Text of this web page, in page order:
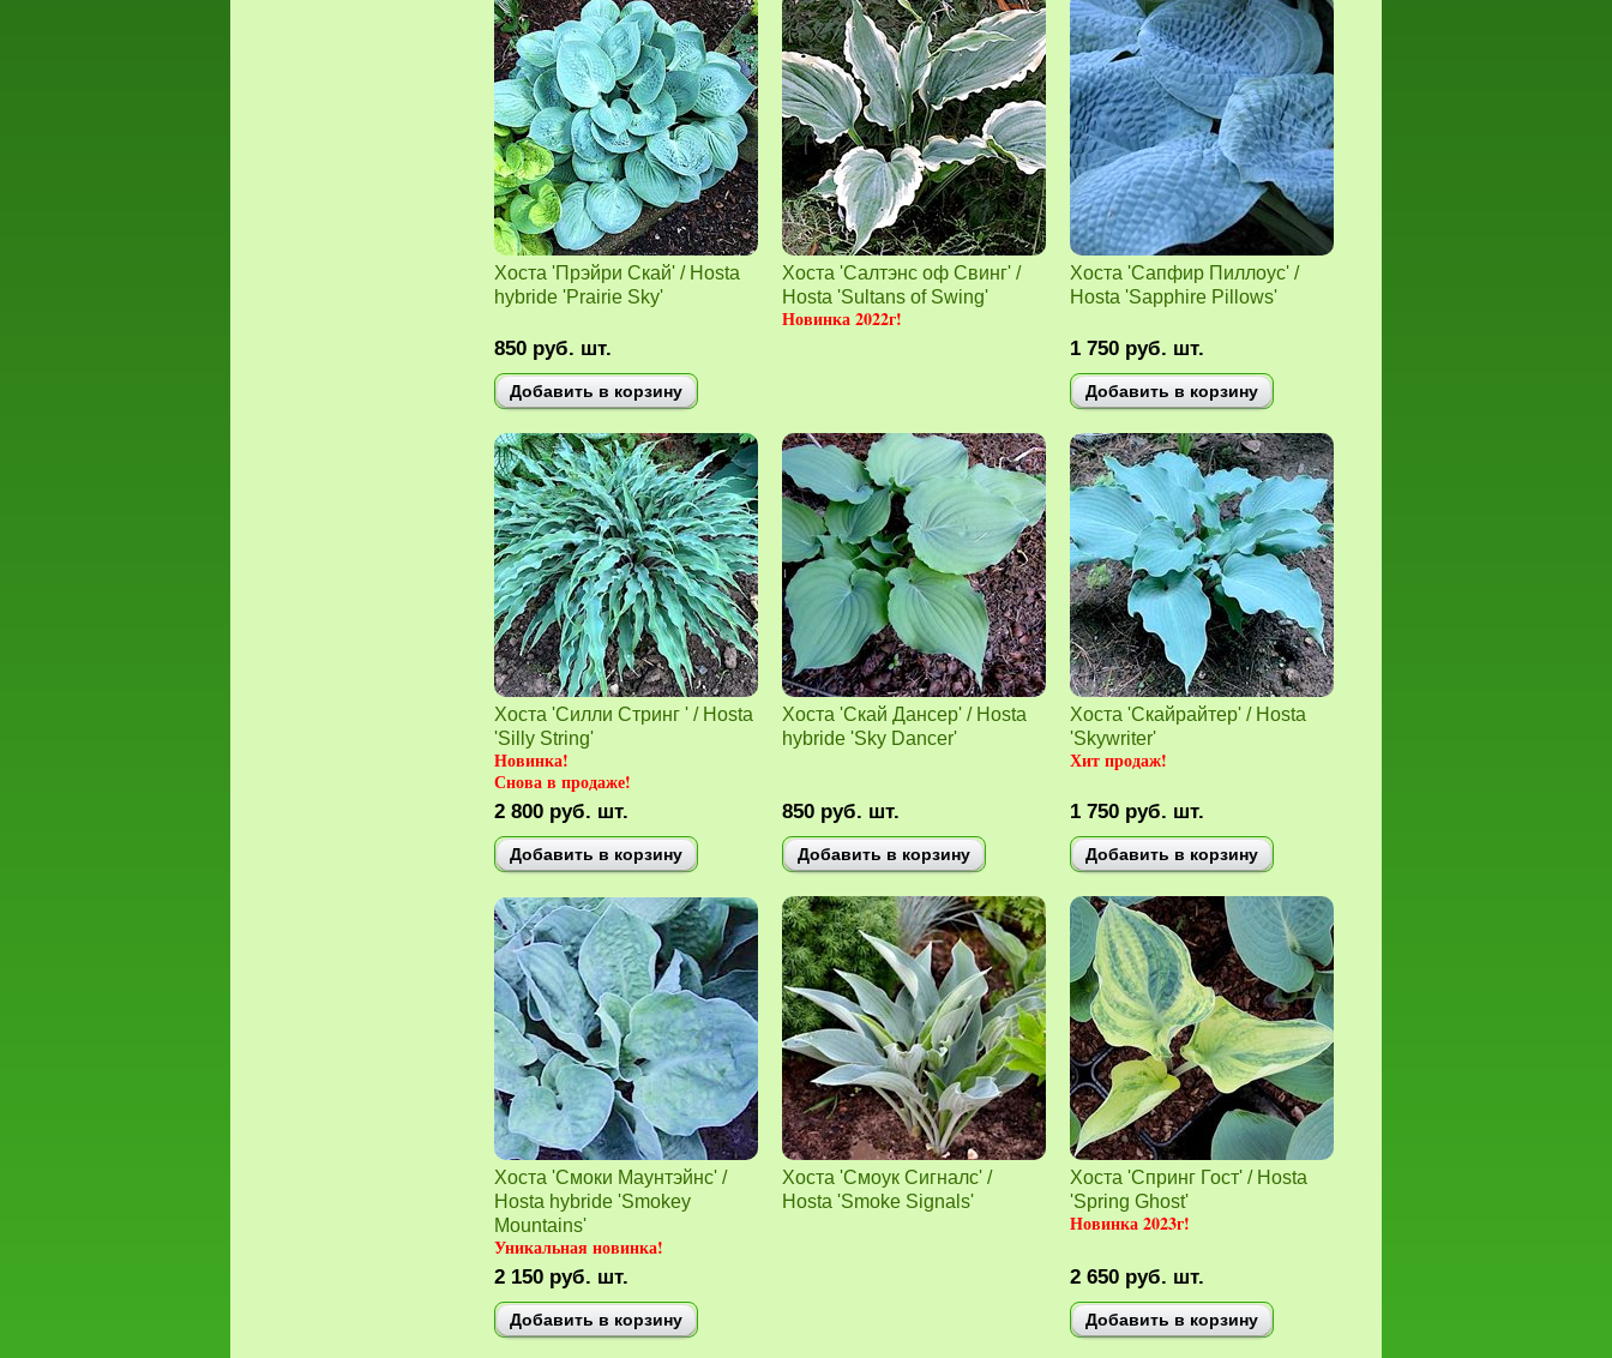
Хоста 'Прэйри Скай' / Hosta
hybride 'Prairie Sky'
850 руб. шт.
Добавить в корзину
Хоста 'Салтэнс оф Свинг' /
Hosta 'Sultans of Swing'
Новинка 2022г!
Хоста 'Сапфир Пиллоус' /
Hosta 'Sapphire Pillows'
1 750 руб. шт.
Добавить в корзину
Хоста 'Силли Стринг ' / Hosta
'Silly String'
Новинка!
Снова в продаже!
2 800 руб. шт.
Добавить в корзину
Хоста 'Скай Дансер' / Hosta
hybride 'Sky Dancer'
850 руб. шт.
Добавить в корзину
Хоста 'Скайрайтер' / Hosta
'Skywriter'
Хит продаж!
1 750 руб. шт.
Добавить в корзину
Хоста 'Смоки Маунтэйнс' /
Hosta hybride 'Smokey
Mountains'
Уникальная новинка!
2 150 руб. шт.
Добавить в корзину
Хоста 'Смоук Сигналс' /
Hosta 'Smoke Signals'
Хоста 'Спринг Гост' / Hosta
'Spring Ghost'
Новинка 2023г!
2 650 руб. шт.
Добавить в корзину